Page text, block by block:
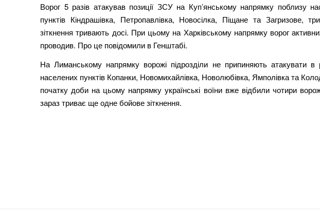
Ворог 5 разів атакував позиції ЗСУ на Куп’янському напрямку поблизу
пунктів Кіндрашівка, Петропавлівка, Новосілка, Піщане та Загризове,
зіткнення тривають досі. При цьому на Харківському напрямку ворог
проводив. Про це повідомили в Генштабі.
На Лиманському напрямку ворожі підрозділи не припиняють атакувати в
населених пунктів Копанки, Новомихайлівка, Новолюбівка, Ямполівка та
початку доби на цьому напрямку українські воїни вже відбили чотири
зараз триває ще одне бойове зіткнення.